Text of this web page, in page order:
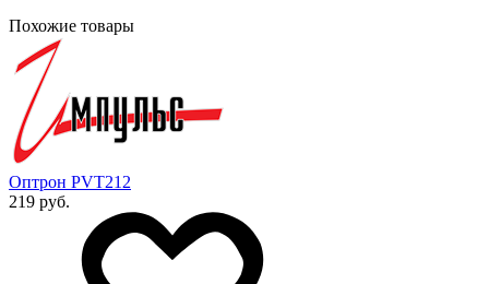
Похожие товары
Оптрон PVT212
219 руб.